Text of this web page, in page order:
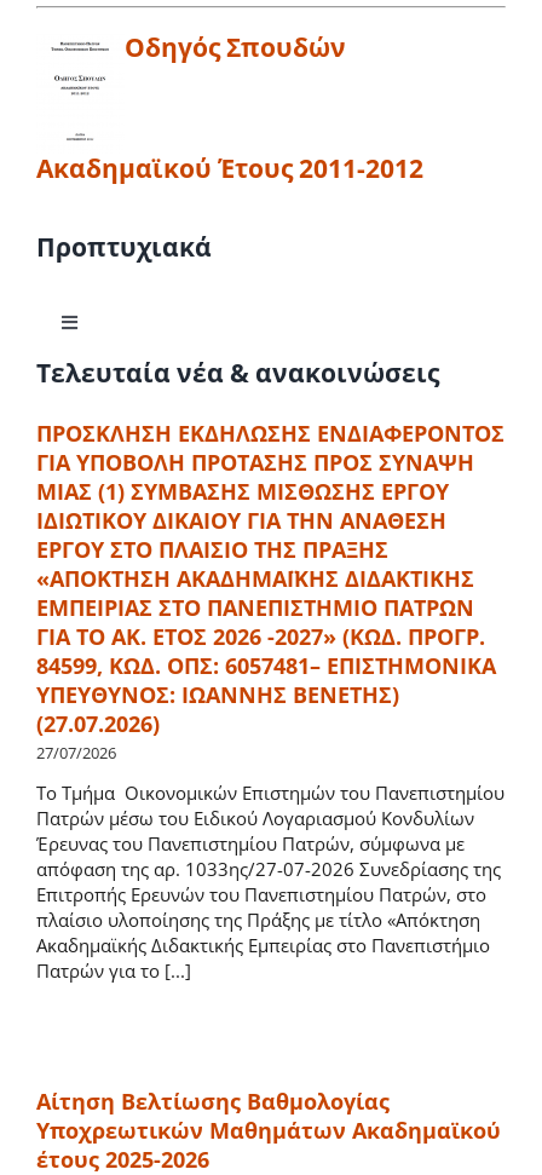
Οδηγός Σπουδών
Ακαδημαϊκού Έτους 2011-2012
Προπτυχιακά
Toggle
Navigation
Γιατί να σπουδάσω Οικονομικά στο Πανεπιστήμιο
Μαθησιακά Αποτελέσματα
Δομή Προγράμματος
Μαθήματα
Κανονισμός Σπουδών
Ωρολόγιο Πρόγραμμα
Οδηγός Σπουδών
Ακαδημαϊκός Σύμβουλος Σπουδών
Κατατάξεις Πτυχιούχων στο Τμήμα Οικονομικών
Επιστημών
Τελευταία νέα & ανακοινώσεις
ΠΡΟΣΚΛΗΣΗ ΕΚΔΗΛΩΣΗΣ ΕΝΔΙΑΦΕΡΟΝΤΟΣ
ΓΙΑ ΥΠΟΒΟΛΗ ΠΡΟΤΑΣΗΣ ΠΡΟΣ ΣΥΝΑΨΗ
ΜΙΑΣ (1) ΣΥΜΒΑΣΗΣ ΜΙΣΘΩΣΗΣ ΕΡΓΟΥ
ΙΔΙΩΤΙΚΟΥ ΔΙΚΑΙΟΥ ΓΙΑ ΤΗΝ ΑΝΑΘΕΣΗ
ΕΡΓΟΥ ΣΤΟ ΠΛΑΙΣΙΟ ΤΗΣ ΠΡΑΞΗΣ
«ΑΠΟΚΤΗΣΗ ΑΚΑΔΗΜΑΪΚΗΣ ΔΙΔΑΚΤΙΚΗΣ
ΕΜΠΕΙΡΙΑΣ ΣΤΟ ΠΑΝΕΠΙΣΤΗΜΙΟ ΠΑΤΡΩΝ
ΓΙΑ ΤΟ ΑΚ. ΕΤΟΣ 2026 -2027» (ΚΩΔ. ΠΡΟΓΡ.
84599, ΚΩΔ. ΟΠΣ: 6057481– ΕΠΙΣΤΗΜΟΝΙΚΑ
ΥΠΕΥΘΥΝΟΣ: ΙΩΑΝΝΗΣ ΒΕΝΕΤΗΣ)
(27.07.2026)
27/07/2026
Το Τμήμα Οικονομικών Επιστημών του Πανεπιστημίου
Πατρών μέσω του Ειδικού Λογαριασμού Κονδυλίων
Έρευνας του Πανεπιστημίου Πατρών, σύμφωνα με
απόφαση της αρ. 1033ης/27-07-2026 Συνεδρίασης της
Επιτροπής Ερευνών του Πανεπιστημίου Πατρών, στο
πλαίσιο υλοποίησης της Πράξης με τίτλο «Απόκτηση
Ακαδημαϊκής Διδακτικής Εμπειρίας στο Πανεπιστήμιο
Πατρών για το [...]
Αίτηση Bελτίωσης Βαθμολογίας
Υποχρεωτικών Mαθημάτων Aκαδημαϊκού
έτους 2025-2026